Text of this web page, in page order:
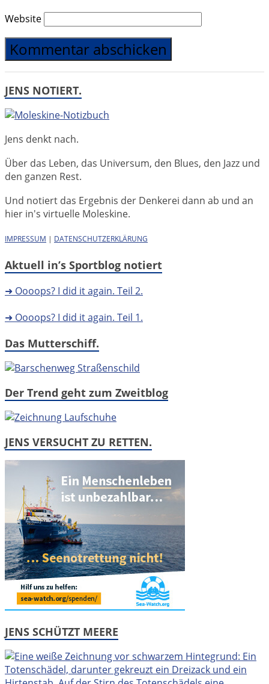
Website
JENS NOTIERT.
Jens denkt nach.
Über das Leben, das Universum, den Blues, den Jazz und
den ganzen Rest.
Und notiert das Ergebnis der Denkerei dann ab und an
hier in's virtuelle Moleskine.
IMPRESSUM | DATENSCHUTZERKLÄRUNG
Aktuell in’s Sportblog notiert
➜ Oooops? I did it again. Teil 2.
➜ Oooops? I did it again. Teil 1.
Das Mutterschiff.
Der Trend geht zum Zweitblog
JENS VERSUCHT ZU RETTEN.
JENS SCHÜTZT MEERE